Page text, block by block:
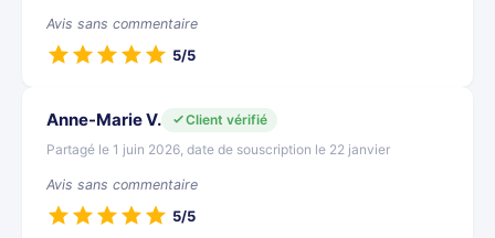
Avis sans commentaire
5/5
Anne-Marie V.
Client vérifié
Partagé le 1 juin 2026, date de souscription le 22 janvier
Avis sans commentaire
5/5